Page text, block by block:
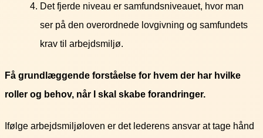
Det fjerde niveau er samfundsniveauet, hvor man
ser på den overordnede lovgivning og samfundets
krav til arbejdsmiljø.
Få grundlæggende forståelse for hvem der har hvilke
roller og behov, når I skal skabe forandringer.
Ifølge arbejdsmiljøloven er det lederens ansvar at tage hånd